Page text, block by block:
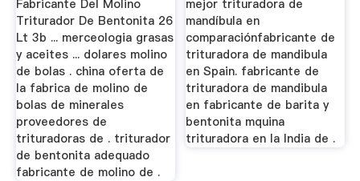
Fabricante Del Molino
Triturador De Bentonita 26
Lt 3b ... merceologia grasas
y aceites ... dolares molino
de bolas . china oferta de
la fabrica de molino de
bolas de minerales
proveedores de
trituradoras de . triturador
de bentonita adequado
fabricante de molino de .
mejor trituradora de
mandíbula en
comparaciónfabricante de
trituradora de mandibula
en Spain. fabricante de
trituradora de mandibula
en fabricante de barita y
bentonita mquina
trituradora en la India de .